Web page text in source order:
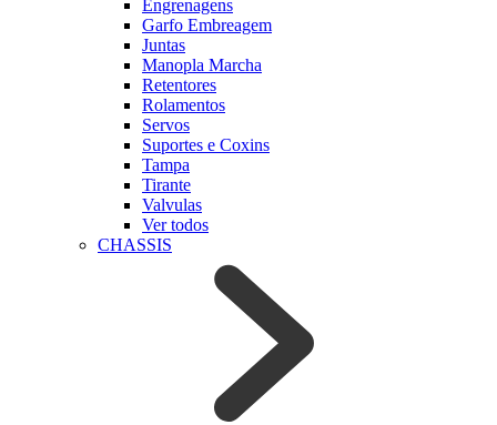
Engrenagens
Garfo Embreagem
Juntas
Manopla Marcha
Retentores
Rolamentos
Servos
Suportes e Coxins
Tampa
Tirante
Valvulas
Ver todos
CHASSIS